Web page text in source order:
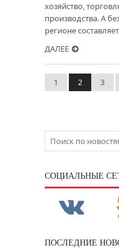
хозяйство,
производства. А
регионе
ДАЛЕЕ
1 2 3
CОЦИАЛЬНЫЕ
ПОСЛЕДНИЕ